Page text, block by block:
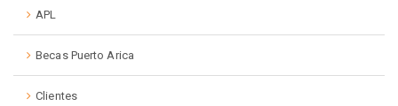
APL
Becas Puerto Arica
Clientes